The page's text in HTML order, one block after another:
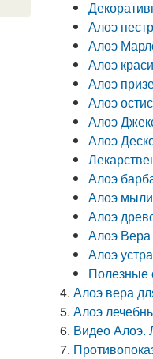
Алоэ
Алоэ
Алоэ
Алоэ
Алоэ
Алоэ
Алоэ
Алоэ
Алоэ
Алоэ
Алоэ
Алоэ
Полезные
Алоэ вера
Алоэ
Видео Алоэ.